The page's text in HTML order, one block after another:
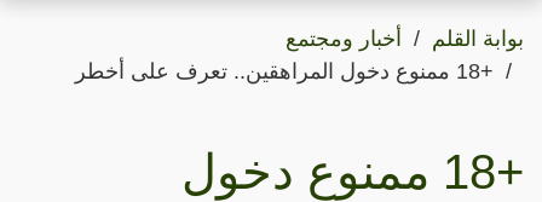
بوابة القلم
أخبار ومجتمع
+18 ممنوع دخول المراهقين.. تعرف على أخطر
+18 ممنوع دخول